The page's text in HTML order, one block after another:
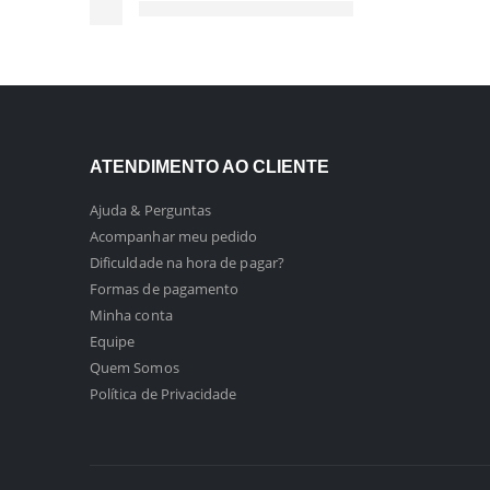
ATENDIMENTO AO CLIENTE
Ajuda & Perguntas
Acompanhar meu pedido
Dificuldade na hora de pagar?
Formas de pagamento
Minha conta
Equipe
Quem Somos
Política de Privacidade